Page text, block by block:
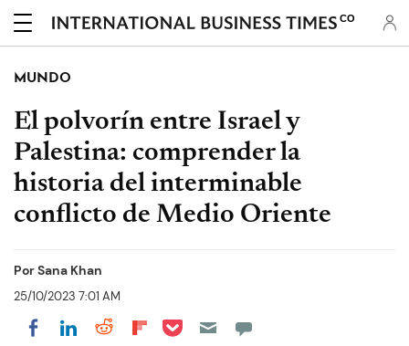
CO
MUNDO
El polvorín entre Israel y
Palestina: comprender la
historia del interminable
conflicto de Medio Oriente
PorSana Khan
25/10/2023 7:01 AM
Share on Facebook
Share on LinkedIn
Share on Reddit
Share on Flipboard
Share on Pocket